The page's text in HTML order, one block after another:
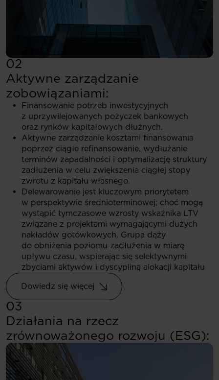
02
Aktywne zarządzanie
zobowiązaniami:
Finansowanie potrzeb inwestycyjnych
z uprzywilejowanych pożyczek bankowych
oraz rynków kapitałowych dłużnych.
Aktywne zarządzanie kosztami finansowania
poprzez ciągłe refinansowanie, wydłużanie
terminów zapadalności i optymalizację struktury
zadłużenia w celu zwiększenia ciągłej stopy
zwrotu z kapitału własnego.
Delewarowanie jest kluczowym priorytetem
w perspektywie średnioterminowej; choć mogą
wystąpić tymczasowe wzrosty wskaźnika LTV
związane z projektami wymagającymi dużych
nakładów gotówkowych, Grupa dąży
do obniżenia poziomu zadłużenia w miarę
upływu czasu, wspierając się selektywnymi
zbyciami aktywów i dyscypliną alokacji kapitału
Dowiedz się więcej
03
Działania na rzecz
zrównoważonego rozwoju (ESG):